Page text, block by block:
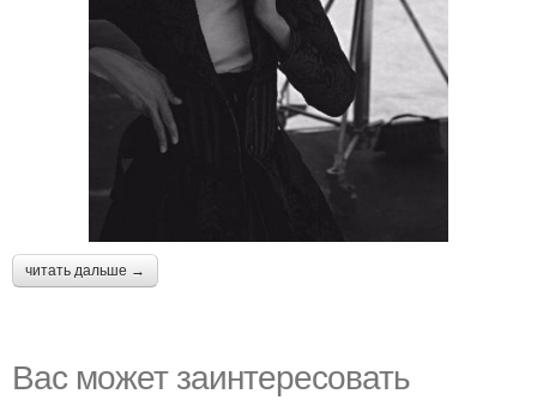
читать дальше →
Вас может заинтересовать